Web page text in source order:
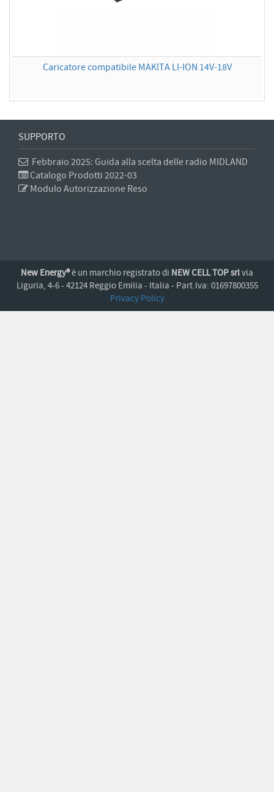
Caricatore compatibile MAKITA LI-ION 14V-18V
SUPPORTO
Febbraio 2025: Guida alla scelta delle radio MIDLAND
Catalogo Prodotti 2022-03
Modulo Autorizzazione Reso
New Energy®è un marchio registrato di NEW CELL TOP srlvia
Liguria, 4-6 - 42124 Reggio Emilia - Italia - Part.Iva: 01697800355
Privacy Policy